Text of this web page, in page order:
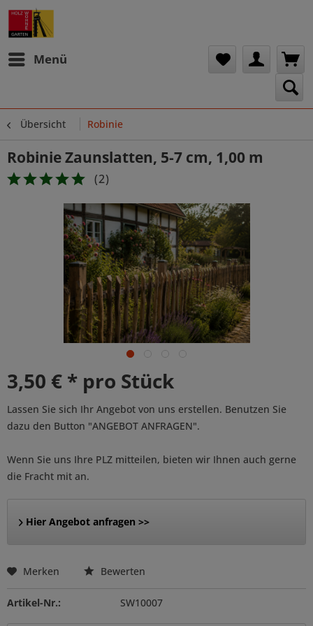
Menü
Übersicht Robinie
Robinie Zaunslatten, 5-7 cm, 1,00 m
(2)
3,50 € * pro Stück
Lassen Sie sich Ihr Angebot von uns erstellen. Benutzen Sie
dazu den Button "ANGEBOT ANFRAGEN".
Wenn Sie uns Ihre PLZ mitteilen, bieten wir Ihnen auch gerne
die Fracht mit an.
Hier Angebot anfragen >>
Merken Bewerten
Artikel-Nr.: SW10007